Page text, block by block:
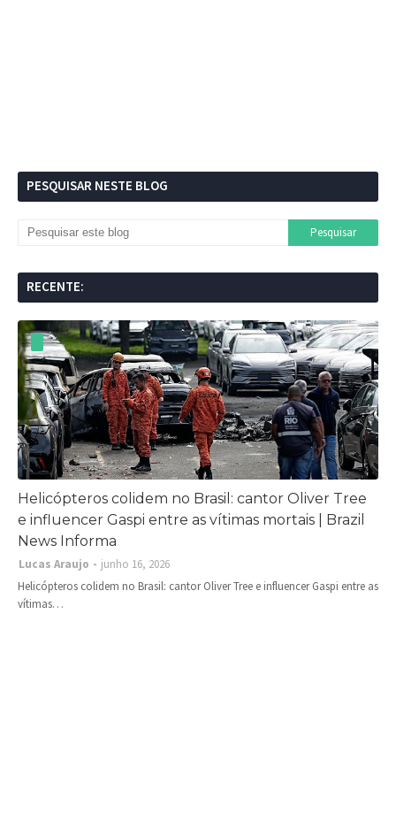
PESQUISAR NESTE BLOG
RECENTE:
Helicópteros colidem no Brasil: cantor Oliver Tree
e influencer Gaspi entre as vítimas mortais | Brazil
News Informa
Lucas Araujo
junho 16, 2026
Helicópteros colidem no Brasil: cantor Oliver Tree e influencer Gaspi entre as
vítimas…